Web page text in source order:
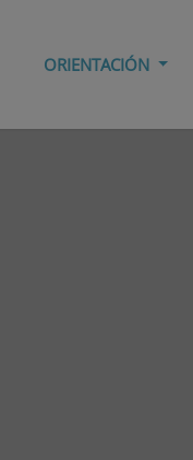
ORIENTACIÓN